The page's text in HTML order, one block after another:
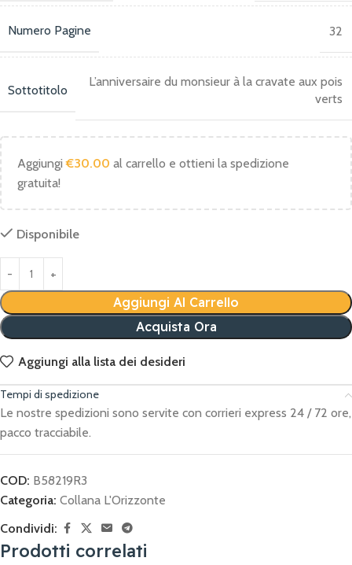
Numero Pagine 32
Sottotitolo
L’anniversaire du monsieur à la cravate aux pois
verts
Aggiungi€30.00 al carrello e ottieni la spedizione
gratuita!
Disponibile
Aggiungi Al Carrello
Acquista Ora
Aggiungi alla lista dei desideri
Tempi di spedizione
Le nostre spedizioni sono servite con corrieri express 24 / 72 ore,
pacco tracciabile.
COD: B58219R3
Categoria: Collana L'Orizzonte
Condividi:
Prodotti correlati